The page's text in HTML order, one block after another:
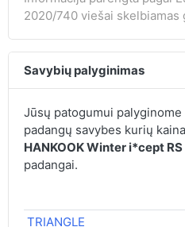
2020/740 viešai skelbiamas
Savybių palyginimas
Jūsų patogumui palyginome
padangų savybes kurių
HANKOOK Winter i*cept
padangai.
TRIANGLE